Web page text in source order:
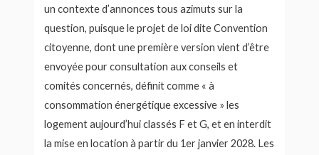
un contexte d’annonces tous azimuts sur la
question, puisque le projet de loi dite Convention
citoyenne, dont une première version vient d’être
envoyée pour consultation aux conseils et
comités concernés, définit comme « à
consommation énergétique excessive » les
logement aujourd’hui classés F et G, et en interdit
la mise en location à partir du 1er janvier 2028. Les